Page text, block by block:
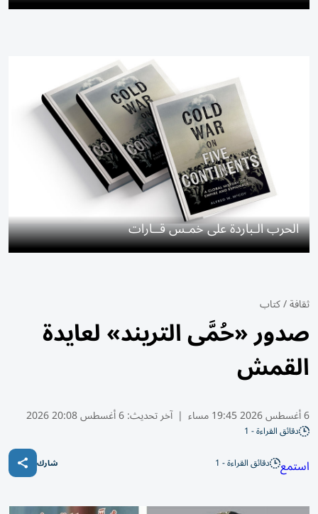
الحرب الـباردة على خمـس قــارات
ثقافة/كتاب
صدور «حُمَّى التريند» لعايدة
القمش
6 أغسطس 2026 19:45 مساء | آخر تحديث:6 أغسطس 20:08 2026
دقائق القراءة - 1
استمع دقائق القراءة - 1 شارك